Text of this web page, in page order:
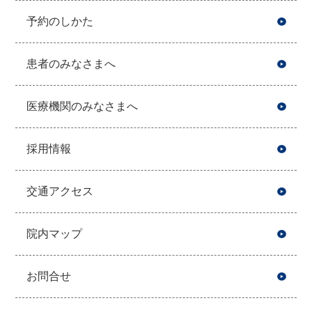
予約のしかた
患者のみなさまへ
医療機関のみなさまへ
採用情報
交通アクセス
院内マップ
お問合せ